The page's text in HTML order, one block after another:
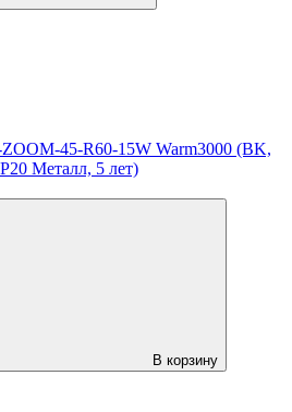
45-R60-15W Warm3000 (BK,
Металл, 5 лет)
В корзину